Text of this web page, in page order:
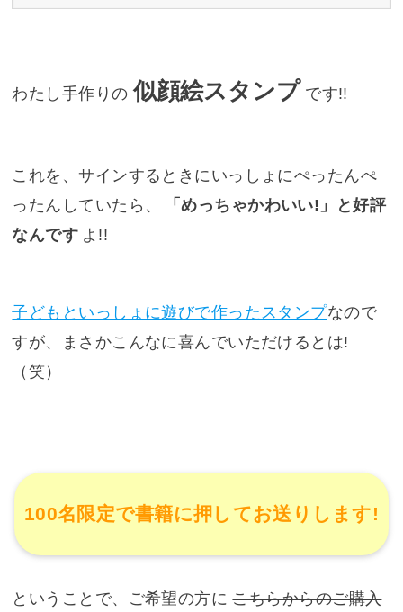
わたし手作りの 似顔絵スタンプ です!!
これを、サインするときにいっしょにぺったんぺ
ったんしていたら、
「めっちゃかわいい!」と好評
なんです よ!!
子どもといっしょに遊びで作ったスタンプなので
すが、まさかこんなに喜んでいただけるとは!
（笑）
100名限定で書籍に押してお送りします!
ということで、ご希望の方に こちらからのご購入